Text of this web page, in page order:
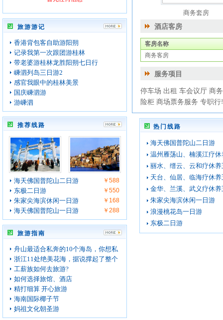
旅游游记
香港背包客自助游阳朔
记录我第一次跟团游桂林
带老婆游桂林龙胜阳朔七日行
嵊泗列岛三日游2
感官我眼中的桂林美景
国庆嵊泗游
游嵊泗
推荐线路
海天佛国普陀山二日游 ￥588
东极二日游 ￥550
朱家尖海滨休闲一日游 ￥168
海天佛国普陀山一日游 ￥288
旅游指南
舟山最适合私奔的10个海岛，你想私
浙江11处绝美花海，据说撑起了整个
工薪族如何去旅游?
如何选择旅馆、酒店
精打细算 开心旅游
海南国际椰子节
妈祖文化朝圣游
商务套房
酒店客房
客房名称
商务客房
服务项目
停车场 出租 车会议厅 商
险柜 商场票务服务 专职
热门线路
海天佛国普陀山二日游
温州雁荡山、楠溪江疗休
丽水、缙云、云和疗休养
天台、仙居、临海疗休养
金华、兰溪、武义疗休养
朱家尖海滨休闲一日游
浪漫桃花岛一日游
东极二日游